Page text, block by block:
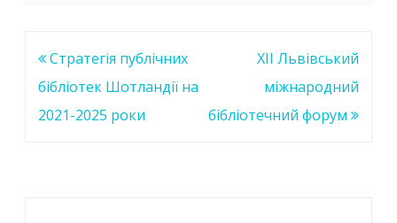
o
o
k
A
p
p
dI
n
Навігація
записів
Стратегія публічних
бібліотек Шотландії на
2021-2025 роки
ХІІ Львівський
міжнародний
бібліотечний форум